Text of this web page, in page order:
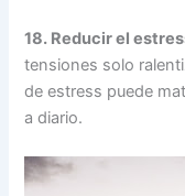
18. Reducir el
tensiones solo
de estress puede
a diario.